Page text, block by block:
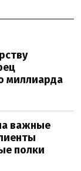
миллиарда
важные
полки